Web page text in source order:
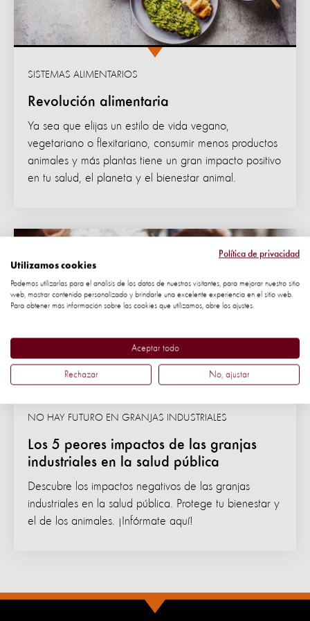
Revolución alimentaria
SISTEMAS ALIMENTARIOS
Ya sea que elijas un estilo de vida vegano,
vegetariano o flexitariano, consumir menos productos
animales y más plantas tiene un gran impacto positivo
en tu salud, el planeta y el bienestar animal.
Los 5 peores impactos de las granjas
industriales en la salud pública
NO HAY FUTURO EN GRANJAS INDUSTRIALES
Descubre los impactos negativos de las granjas
industriales en la salud pública. Protege tu bienestar y
el de los animales. ¡Infórmate aquí!
Política de privacidad
Utilizamos cookies
Podemos utilizarlas para el análisis de los datos de nuestros visitantes, para mejorar nuestro sitio
web, mostrar contenido personalizado y brindarle una excelente experiencia en el sitio web.
Para obtener más información sobre las cookies que utilizamos, abre los ajustes.
Aceptar todo
Rechazar No, ajustar